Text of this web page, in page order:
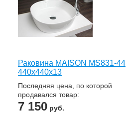
Раковина MAISON MS831-44
440x440x13
Последняя цена, по которой
продавался товар:
7 150 руб.